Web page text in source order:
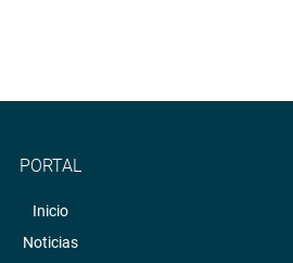
PORTAL
Inicio
Noticias